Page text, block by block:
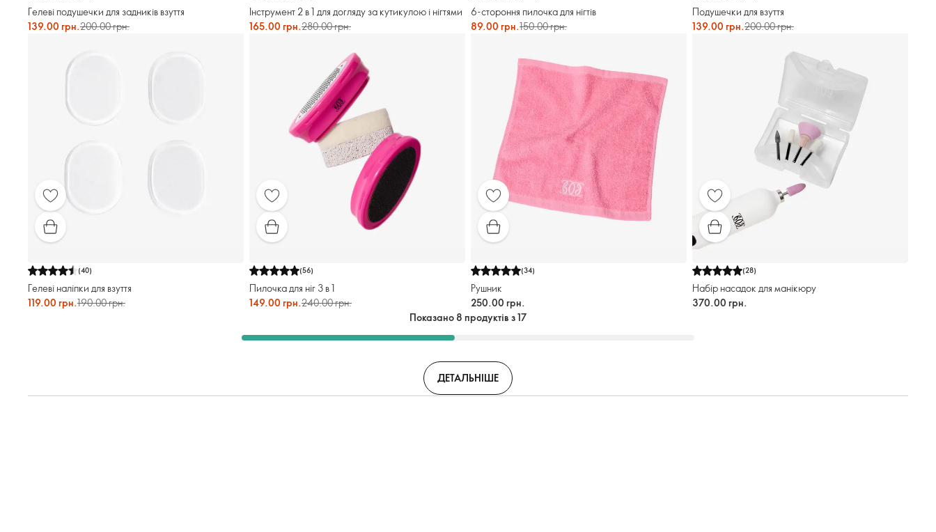
Гелеві подушечки для задників взуття
139.00 грн.200.00 грн.
Інструмент 2 в 1 для догляду за кутикулою і нігтями
165.00 грн.280.00 грн.
6-стороння пилочка для нігтів
89.00 грн.150.00 грн.
Подушечки для взуття
139.00 грн.200.00 грн.
(40)
Гелеві наліпки для взуття
119.00 грн.190.00 грн.
(56)
Пилочка для ніг 3 в 1
149.00 грн.240.00 грн.
(34)
Рушник
250.00 грн.
(28)
Набір насадок для манікюру
370.00 грн.
Показано 8 продуктів з 17
ДЕТАЛЬНІШЕ